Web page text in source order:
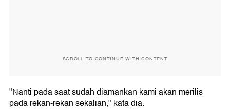
SCROLL TO CONTINUE WITH CONTENT
"Nanti pada saat sudah diamankan kami akan merilis
pada rekan-rekan sekalian," kata dia.